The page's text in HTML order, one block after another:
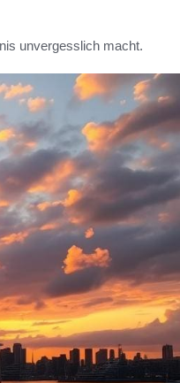
unvergesslich macht.